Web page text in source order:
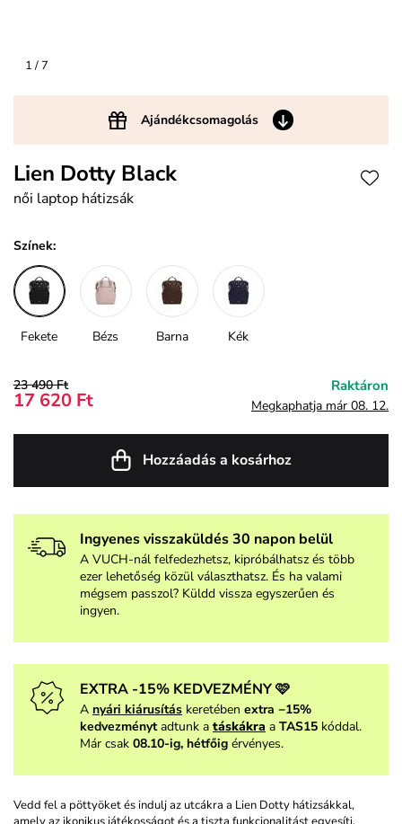
1/ 7
Ajándékcsomagolás
Lien Dotty Black
női laptop hátizsák
Színek:
Fekete Bézs Barna Kék
23 490 Ft
17 620 Ft
Raktáron
Megkaphatja már 08. 12.
Hozzáadás a kosárhoz
Ingyenes visszaküldés 30 napon belül
A VUCH-nál felfedezhetsz, kipróbálhatsz és több
ezer lehetőség közül választhatsz. És ha valami
mégsem passzol? Küldd vissza egyszerűen és
ingyen.
EXTRA -15% KEDVEZMÉNY 🩷
A nyári kiárusítás keretében extra −15%
kedvezménytadtunk a táskákra a TAS15 kóddal.
Már csak 08.10-ig, hétfőig érvényes.
Vedd fel a pöttyöket és indulj az utcákra a Lien Dotty hátizsákkal,